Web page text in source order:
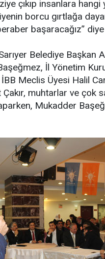
çıkıp insanlara
borcu gırtlağa
başaracağız”
Belediye Başkan
İl Yönetim
Meclis Üyesi Halil
muhtarlar ve çok
Mukadder